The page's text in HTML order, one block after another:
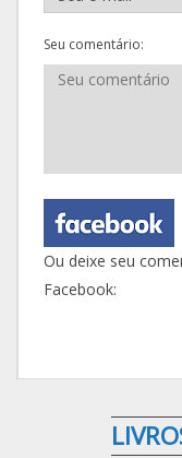
Seu comentário:
Ou deixe seu
Facebook: